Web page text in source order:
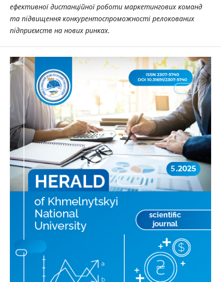
ефективної дистанційної роботи маркетингових команд
та підвищення конкурентоспроможності релокованих
підприємств на нових ринках.